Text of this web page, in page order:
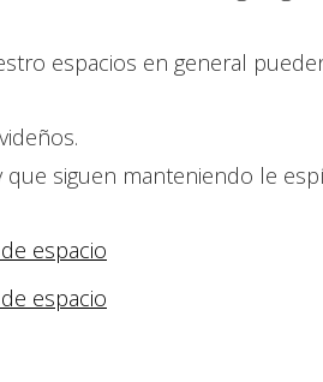
espacios en general
que siguen manteniendo le